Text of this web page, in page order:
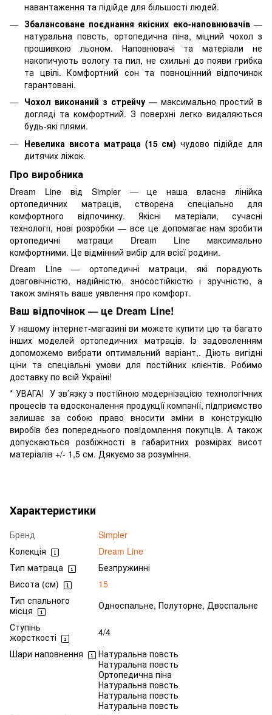
навантаження та підійде для більшості людей.
Збалансоване поєднання якісних еко-наповнювачів —
натуральна повсть, ортопедична піна, міцний чохол з
прошивкою льоном. Наповнювачі та матеріали не
накопичують вологу та пил, не схильні до появи грибка
та цвілі. Комфортний сон та повноцінний відпочинок
гарантовані.
Чохол виконаний з стрейчу — максимально простий в
догляді та комфортний. З поверхні легко видаляються
будь-які плями.
Невелика висота матраца (15 см)чудово підійде для
дитячих ліжок.
Про виробника
Dream Line від Simpler — це наша власна лінійка
ортопедичних матраців, створена спеціально для
комфортного відпочинку. Якісні матеріали, сучасні
технології, нові розробки — все це допомагає нам зробити
ортопедичні матраци Dream Line максимально
комфортними. Це відмінний вибір для всієї родини.
Dream Line — ортопедичні матраци, які порадують
довговічністю, надійністю, зносостійкістю і зручністю, а
також змінять ваше уявлення про комфорт.
Ваш відпочінок — це Dream Line!
У нашому інтернет-магазині ви можете купити цю та багато
інших моделей ортопедичних матраців. Із задоволенням
допоможемо вибрати оптимальний варіант,. Діють вигідні
ціни та спеціальні умови для постійних клієнтів. Робимо
доставку по всій Україні!
* УВАГА! У зв’язку з постiйною модернiзацiєю технологiчних
процесiв та вдосконалення продукцiї компанiї, пiдприємство
залишає за собою право вносити змiни в конструкцiю
виробiв без попереднього повiдомлення покупцiв. А також
допускаються розбіжності в габаритних розмірах висот
матеріалів +/- 1,5 см. Дякуємо за розумiння.
Характеристики
Бренд
Simpler
Колекція
Dream Line
Тип матраца
Безпружинні
Висота (см)
15
Тип спального
місця
Односпальне, Полуторне, Двоспальне
Ступінь
жорсткості
4/4
Шари наповнення
Натуральна повсть
Натуральна повсть
Ортопедична піна
Натуральна повсть
Натуральна повсть
Натуральна повсть